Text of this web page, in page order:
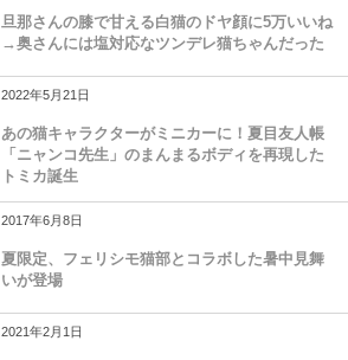
旦那さんの膝で甘える白猫のドヤ顔に5万いいね
→奥さんには塩対応なツンデレ猫ちゃんだった
2022年5月21日
あの猫キャラクターがミニカーに！夏目友人帳
「ニャンコ先生」のまんまるボディを再現した
トミカ誕生
2017年6月8日
夏限定、フェリシモ猫部とコラボした暑中見舞
いが登場
2021年2月1日